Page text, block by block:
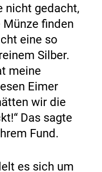
nicht gedacht,
finden
eine so
Silber.
meine
Eimer
wir die
Das sagte
Fund.
es sich um